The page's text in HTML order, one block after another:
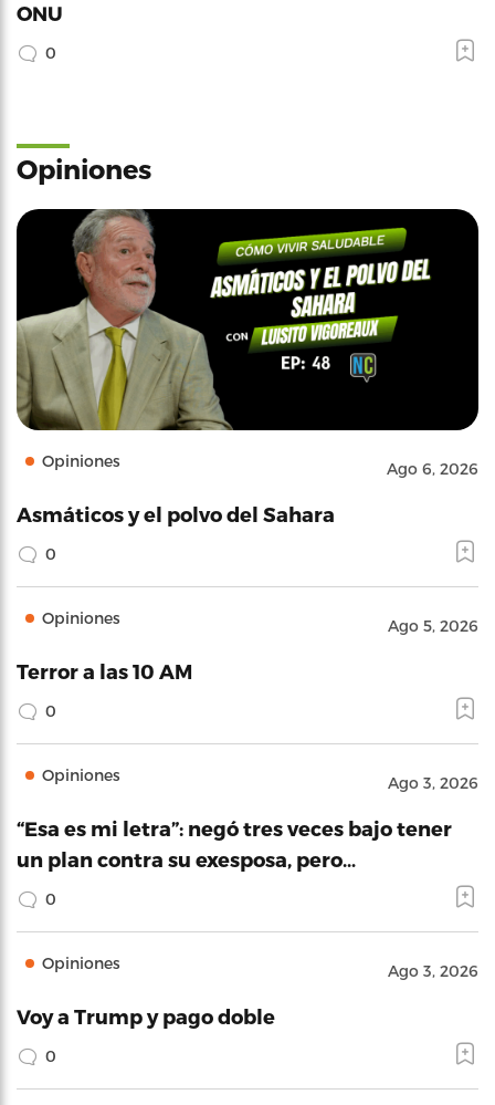
ONU
0
Opiniones
Opiniones Ago 6, 2026
Asmáticos y el polvo del Sahara
0
Opiniones Ago 5, 2026
Terror a las 10 AM
0
Opiniones Ago 3, 2026
“Esa es mi letra”: negó tres veces bajo tener
un plan contra su exesposa, pero…
0
Opiniones Ago 3, 2026
Voy a Trump y pago doble
0